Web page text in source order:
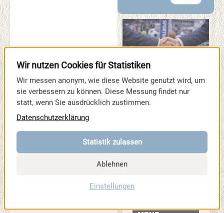
STATEMENTS
SPORTMESSE
Vier Stimmen, vier
ihren Statements
erzählen unsere
Partner und
so besonders
Wir nutzen Cookies für Statistiken
Wir messen anonym, wie diese Website genutzt wird, um
sie verbessern zu können. Diese Messung findet nur
statt, wenn Sie ausdrücklich zustimmen.
Datenschutzerklärung
Statistik zulassen
Ablehnen
Einstellungen